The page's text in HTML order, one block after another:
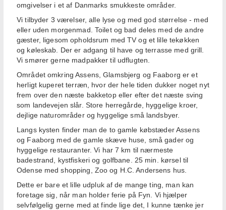
omgivelser i et af Danmarks smukkeste områder.
Vi tilbyder 3 værelser, alle lyse og med god størrelse - med
eller uden morgenmad. Toilet og bad deles med de andre
gæster, ligesom opholdsrum med TV og et lille tekøkken
og køleskab. Der er adgang til have og terrasse med grill.
Vi smører gerne madpakker til udflugten.
Området omkring Assens, Glamsbjerg og Faaborg er et
herligt kuperet terræn, hvor der hele tiden dukker noget nyt
frem over den næste bakketop eller efter det næste sving
som landevejen slår. Store herregårde, hyggelige kroer,
dejlige naturområder og hyggelige små landsbyer.
Langs kysten finder man de to gamle købstæder Assens
og Faaborg med de gamle skæve huse, små gader og
hyggelige restauranter. Vi har 7 km til nærmeste
badestrand, kystfiskeri og golfbane. 25 min. kørsel til
Odense med shopping, Zoo og H.C. Andersens hus.
Dette er bare et lille udpluk af de mange ting, man kan
foretage sig, når man holder ferie på Fyn. Vi hjælper
selvfølgelig gerne med at finde lige det, I kunne tænke jer